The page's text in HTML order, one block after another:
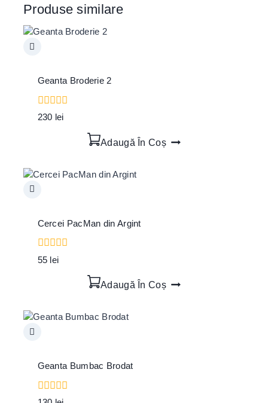
Produse similare
Geanta Broderie 2
0
230 lei
Adaugă În Coș
Cercei PacMan din Argint
0
55 lei
Adaugă În Coș
Geanta Bumbac Brodat
0